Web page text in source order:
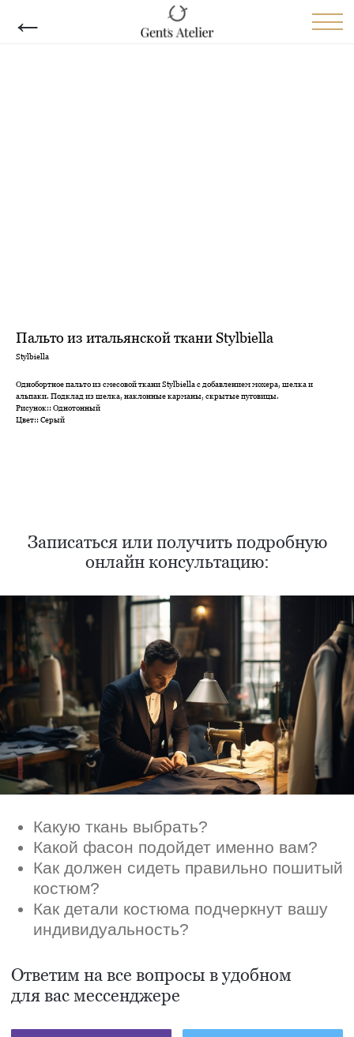
Пальто из итальянской ткани Stylbiella
Stylbiella
Однобортное пальто из смесовой ткани Stylbiella с добавлением мохера, шелка и
альпаки. Подклад из шелка, наклонные карманы, скрытые пуговицы.
Рисунок:: Однотонный
Цвет:: Серый
Записаться или получить подробную
онлайн консультацию:
Какой фасон подойдет именно вам?
Как должен сидеть правильно пошитый
костюм?
Как детали костюма подчеркнут вашу
индивидуальность?
Ответим на все вопросы в удобном
для вас мессенджере
Max Telegram